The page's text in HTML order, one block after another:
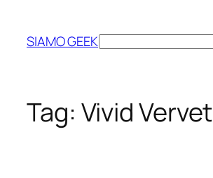
contenuto
SIAMO GEEKCerca
Tag: Vivid Vervet